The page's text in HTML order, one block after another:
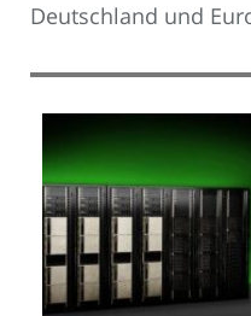
Deutschland und